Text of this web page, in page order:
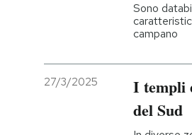
Sono
campano
27/3/2025
I templi
del Sud